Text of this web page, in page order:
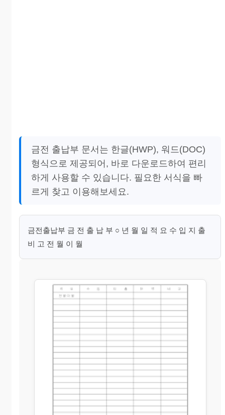
금전 출납부 문서는 한글(HWP), 워드(DOC)
형식으로 제공되어, 바로 다운로드하여 편리
하게 사용할 수 있습니다. 필요한 서식을 빠
르게 찾고 이용해보세요.
금전출납부 금 전 출 납 부 ○ 년 월 일 적 요 수 입 지 출
비 고 전 월 이 월